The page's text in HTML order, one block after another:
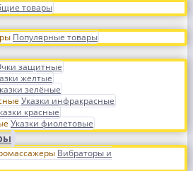
товары
Популярные товары
защитные
желтые
зелёные
Указки инфракрасные
красные
Указки фиолетовые
Вибраторы и